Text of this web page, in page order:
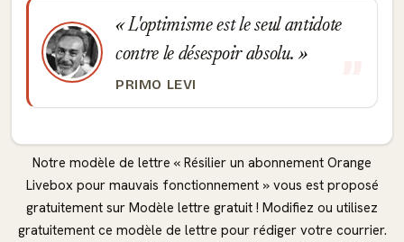
L'optimisme est le seul antidote
contre le désespoir absolu.
PRIMO LEVI
Notre modèle de lettre « Résilier un abonnement Orange
Livebox pour mauvais fonctionnement » vous est proposé
gratuitement sur Modèle lettre gratuit ! Modifiez ou utilisez
gratuitement ce modèle de lettre pour rédiger votre courrier.